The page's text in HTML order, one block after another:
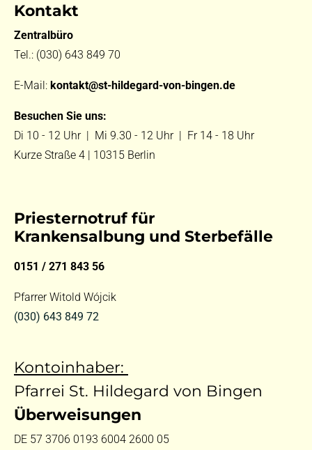
Kontakt
Zentralbüro
Tel.: (030) 643 849 70
E-Mail: kontakt@st-hildegard-von-bingen.de
Besuchen Sie uns:
Di 10 - 12 Uhr | Mi 9.30 - 12 Uhr | Fr 14 - 18 Uhr
Kurze Straße 4 | 10315 Berlin
Priesternotruf für
Krankensalbung und Sterbefälle
0151 / 271 843 56
Pfarrer Witold Wójcik
(030) 643 849 72
Kontoinhaber:
Pfarrei St. Hildegard von Bingen
Überweisungen
DE 57 3706 0193 6004 2600 05